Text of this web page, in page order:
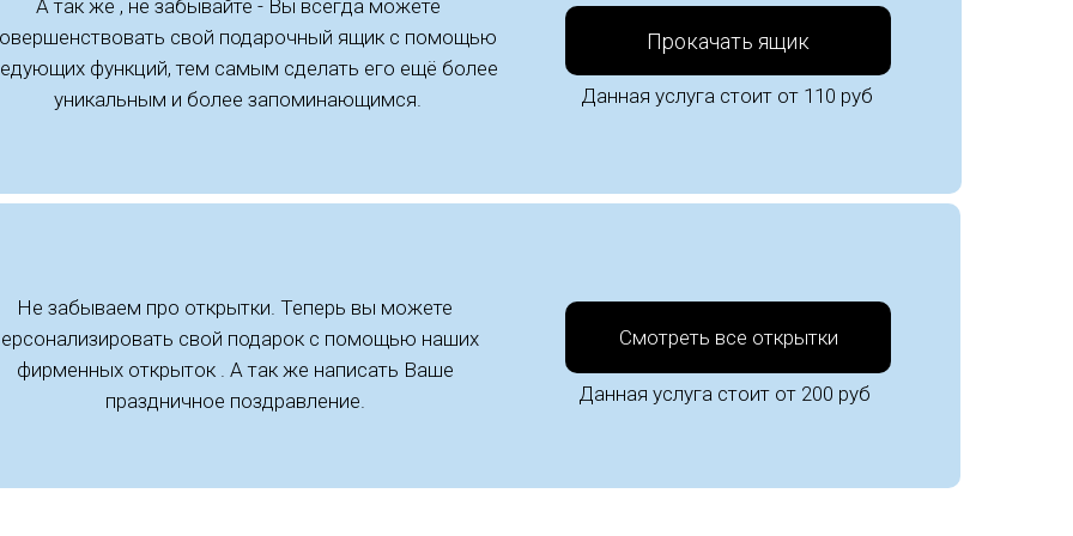
Прокачать ящик
А так же , не забывайте - Вы всегда можете
свой подарочный ящик с помощью
функций, тем самым сделать его ещё более
уникальным и более запоминающимся.
Смотреть все открытки
Не забываем про открытки. Теперь вы можете
свой подарок с помощью наших
фирменных открыток . А так же написать Ваше
праздничное поздравление.
Данная услуга стоит от 200 руб
Данная услуга стоит от 110 руб